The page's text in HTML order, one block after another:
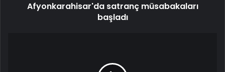
Afyonkarahisar'da satranç müsabakaları
başladı